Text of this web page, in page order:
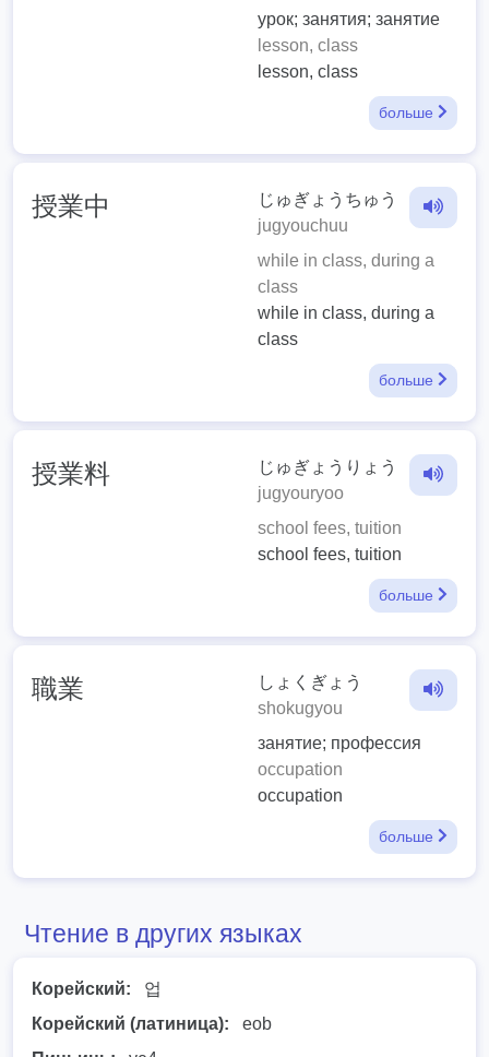
урок; занятия; занятие
lesson, class
lesson, class
больше
授業中
じゅぎょうちゅう
jugyouchuu
while in class, during a
class
while in class, during a
class
больше
授業料
じゅぎょうりょう
jugyouryoo
school fees, tuition
school fees, tuition
больше
職業
しょくぎょう
shokugyou
занятие; профессия
occupation
occupation
больше
Чтение в других языках
Корейский:
업
Корейский (латиница):
eob